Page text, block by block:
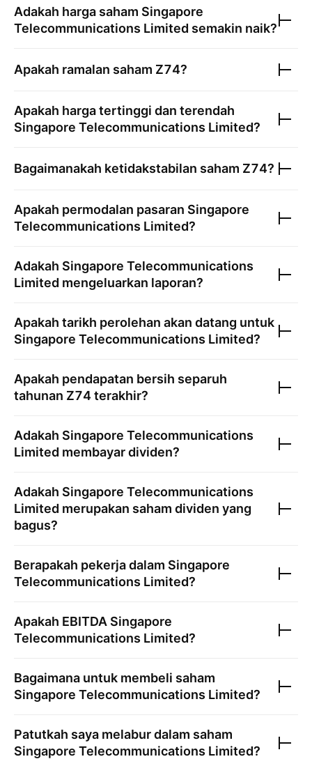
Adakah harga saham Singapore
Telecommunications Limited semakin naik?
Apakah ramalan saham Z74?
Apakah harga tertinggi dan terendah
Singapore Telecommunications Limited?
Bagaimanakah ketidakstabilan saham Z74?
Apakah permodalan pasaran Singapore
Telecommunications Limited?
Adakah Singapore Telecommunications
Limited mengeluarkan laporan?
Apakah tarikh perolehan akan datang untuk
Singapore Telecommunications Limited?
Apakah pendapatan bersih separuh
tahunan Z74terakhir?
Adakah Singapore Telecommunications
Limited membayar dividen?
Adakah Singapore Telecommunications
Limited merupakan saham dividen yang
bagus?
Berapakah pekerja dalam Singapore
Telecommunications Limited?
Apakah EBITDA Singapore
Telecommunications Limited?
Bagaimana untuk membeli saham
Singapore Telecommunications Limited?
Patutkah saya melabur dalam saham
Singapore Telecommunications Limited?